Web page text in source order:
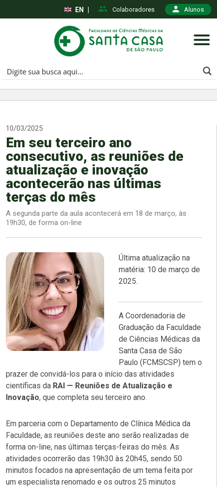
Colaboradores Alunos
EN
10/03/2025
Em seu terceiro ano
consecutivo, as reuniões de
atualização e inovação
acontecerão nas últimas
terças do mês
A segunda parte da aula acontecerá em 18 de março, às
19h30, de forma on-line
Última atualização na
matéria: 10 de março de
2025.
A Coordenadoria de
Graduação da Faculdade
de Ciências Médicas da
Santa Casa de São
Paulo (FCMSCSP) tem o
prazer de convidá-los para o início das atividades
científicas da RAI — Reuniões de Atualização e
Inovação, que completa seu terceiro ano.
Em parceria com o Departamento de Clínica Médica da
Faculdade, as reuniões deste ano serão realizadas de
forma on-line, nas últimas terças-feiras do mês. As
atividades ocorrerão das 19h30 às 20h45, sendo 50
minutos focados na apresentação de um tema feita por
um especialista renomado e os outros 25 minutos